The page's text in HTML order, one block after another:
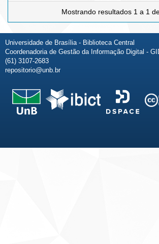
Mostrando resultados 1 a 1
Universidade de Brasília - Biblioteca Central
Coordenadoria de Gestão da Informação Digital -
(61) 3107-2683
repositorio@unb.br